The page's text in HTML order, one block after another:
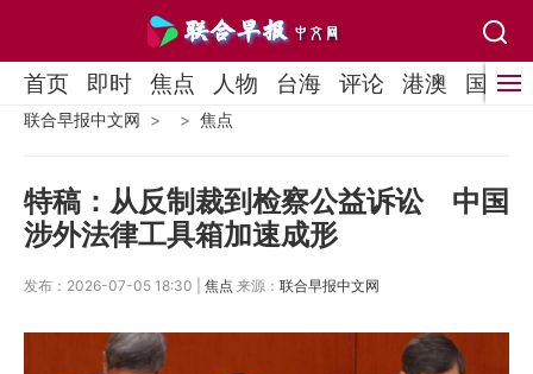
首页 即时 焦点 人物 台海 评论 港澳 国际
联合早报中文网 焦点
特稿：从反制裁到检察公益诉讼 中国
涉外法律工具箱加速成形
发布：2026-07-05 18:30 | 焦点 来源： 联合早报中文网